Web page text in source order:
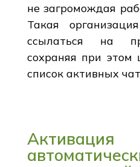
не загромождая
Такая
ссылаться на
сохраняя при этом
список активных
Активация